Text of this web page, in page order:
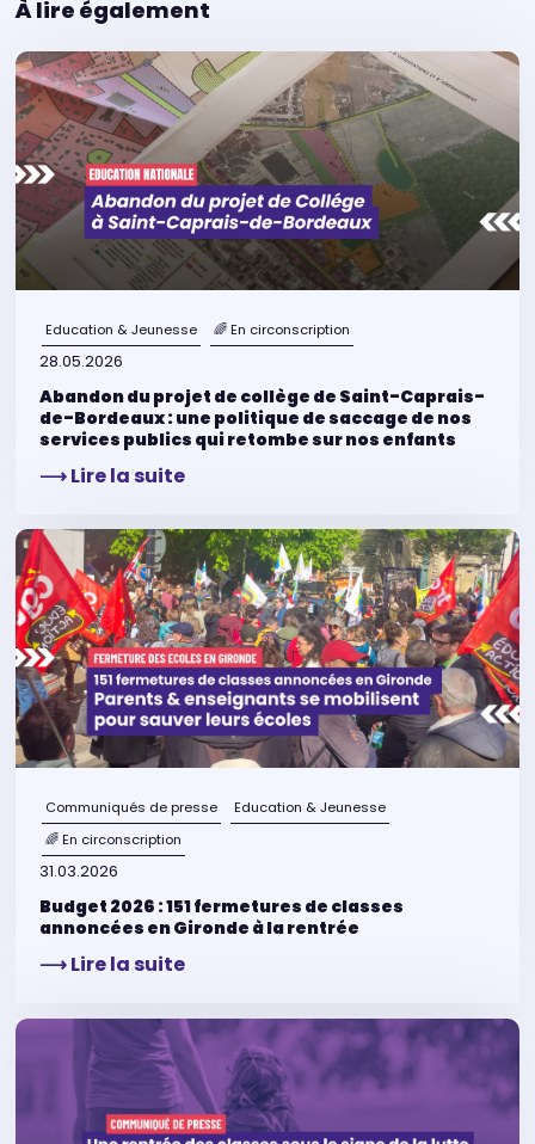
À lire également
Education & Jeunesse 🌈 En circonscription
28.05.2026
Abandon du projet de collège de Saint-Caprais-
de-Bordeaux : une politique de saccage de nos
services publics qui retombe sur nos enfants
⟶ Lire la suite
Communiqués de presse
Education & Jeunesse
🌈 En circonscription
31.03.2026
Budget 2026 : 151 fermetures de classes
annoncées en Gironde à la rentrée
⟶ Lire la suite